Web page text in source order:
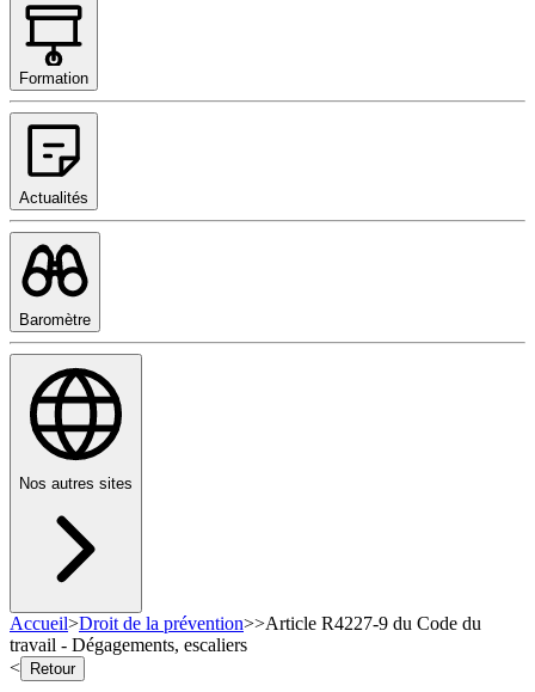
Formation
Actualités
Baromètre
Nos autres sites
Accueil>Droit de la prévention>>Article R4227-9 du Code du
travail - Dégagements, escaliers
<
Retour